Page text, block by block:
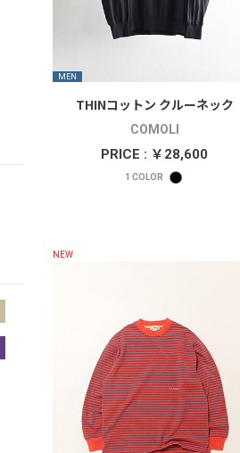
MEN
THINコットン クルーネック
COMOLI
PRICE : ￥28,600
1 COLOR
NEW